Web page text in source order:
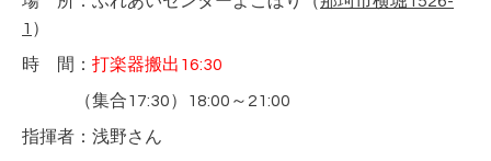
1 ）
時 間： 打楽器搬出16:30
（集合17:30）18:00～21:00
指揮者：浅野さん